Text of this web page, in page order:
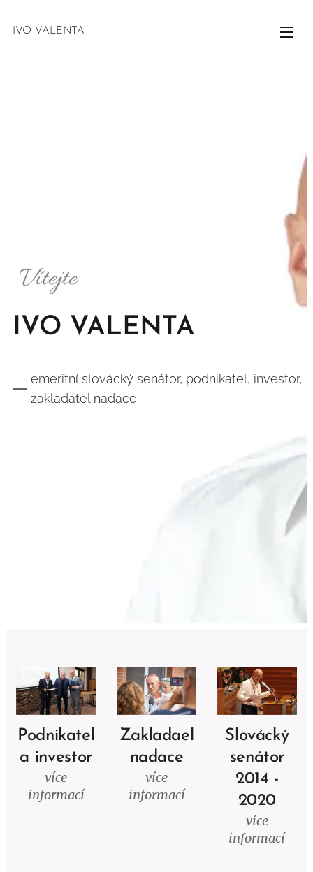
IVO VALENTA
Vítejte
IVO VALENTA
emeritní slovácký senátor, podnikatel, investor,
zakladatel nadace
Podnikatel
a investor
více
informací
Zakladael
nadace
více
informací
Slovácký
senátor
2014 -
2020
více
informací